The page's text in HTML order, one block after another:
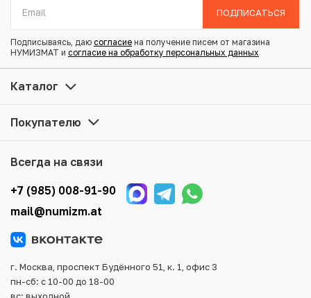
Состояние: Proof
Купить 10 юаней 2024 года Китай «Панда» по
привлекательной цене можно в нашем интернет-
наличии на нашем складе.
того, возможен самовывоз товара из офиса магазина.
Для вашего удобства представлены несколько способов
оплаты и доставки заказа. Все отправления надежно и
тщательно упаковываются, что исключает возможность
ПОДПИСАТЬСЯ
Подписываясь, даю согласие на получение писем от магазина
НУМИЗМАТ и согласие на обработку персональных данных
Каталог
Покупателю
Всегда на связи
+7 (985) 008-91-90
mail@numizm.at
г. Москва, проспект Будённого 51, к. 1, офис 3
пн-сб: с 10-00 до 18-00
вс: выходной